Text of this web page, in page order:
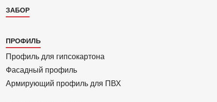
ЗАБОР
Каталог
3
ПРОФИЛЬ
Профиль для гипсо­картона
Фасадный профиль
Армиру­ю­щий профиль для ПВХ